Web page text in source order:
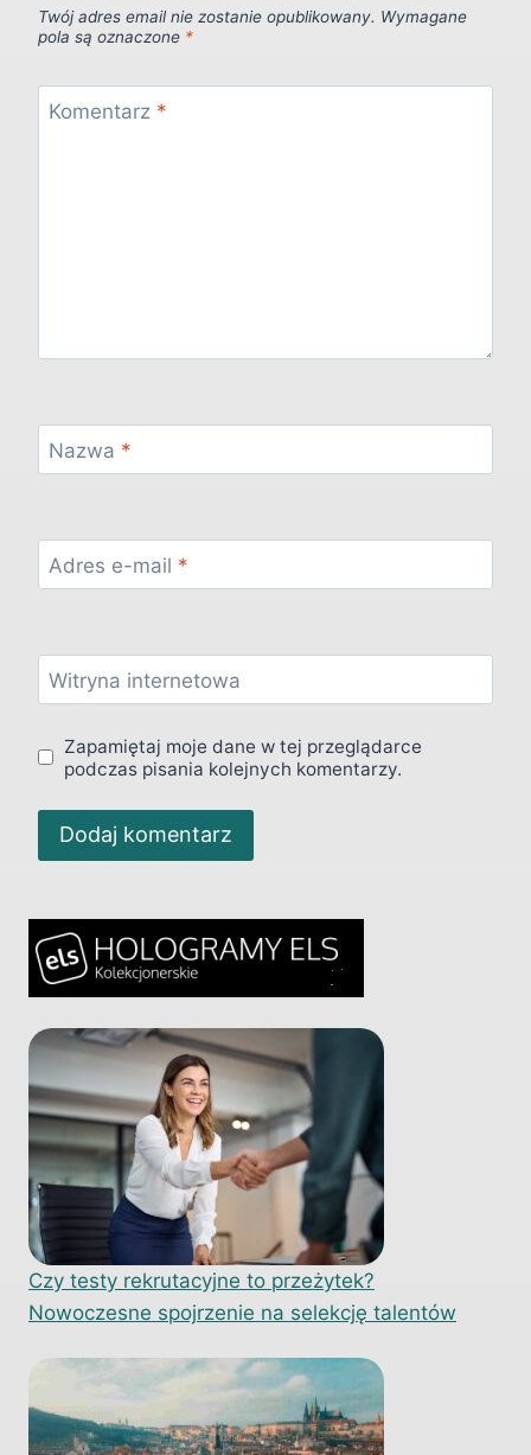
Twój adres email nie zostanie opublikowany. Wymagane
pola są oznaczone *
Komentarz *
Nazwa *
Adres e-mail *
Witryna internetowa
Zapamiętaj moje dane w tej przeglądarce
podczas pisania kolejnych komentarzy.
Czy testy rekrutacyjne to przeżytek?
Nowoczesne spojrzenie na selekcję talentów